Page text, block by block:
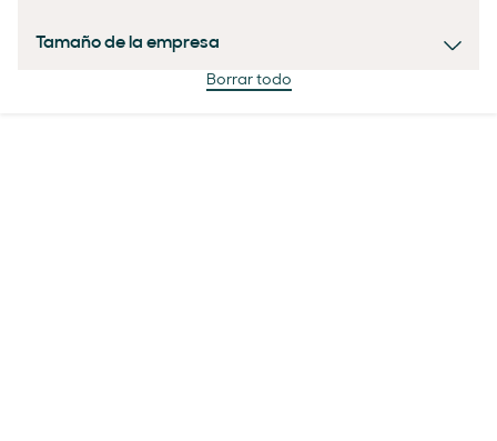
Tamaño de la empresa
Borrar todo